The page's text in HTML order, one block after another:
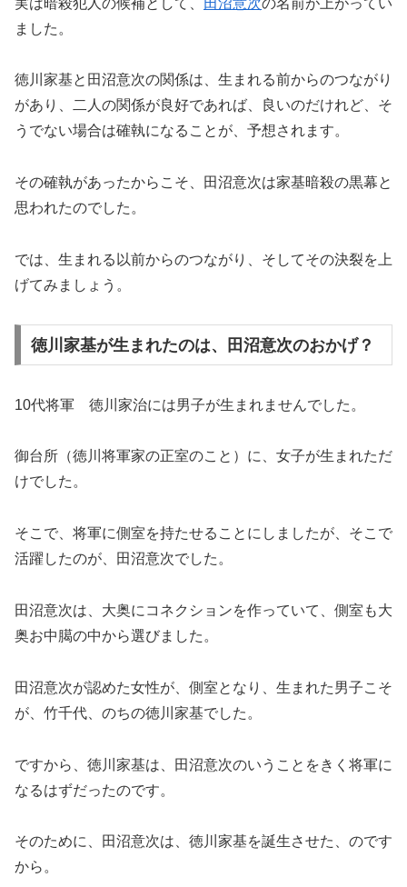
ました。
徳川家基と田沼意次の関係は、生まれる前からのつながり
があり、二人の関係が良好であれば、良いのだけれど、そ
うでない場合は確執になることが、予想されます。
その確執があったからこそ、田沼意次は家基暗殺の黒幕と
思われたのでした。
では、生まれる以前からのつながり、そしてその決裂を上
げてみましょう。
徳川家基が生まれたのは、田沼意次のおかげ？
10代将軍 徳川家治には男子が生まれませんでした。
御台所（徳川将軍家の正室のこと）に、女子が生まれただ
けでした。
そこで、将軍に側室を持たせることにしましたが、そこで
活躍したのが、田沼意次でした。
田沼意次は、大奥にコネクションを作っていて、側室も大
奥お中臈の中から選びました。
田沼意次が認めた女性が、側室となり、生まれた男子こそ
が、竹千代、のちの徳川家基でした。
ですから、徳川家基は、田沼意次のいうことをきく将軍に
なるはずだったのです。
そのために、田沼意次は、徳川家基を誕生させた、のです
から。